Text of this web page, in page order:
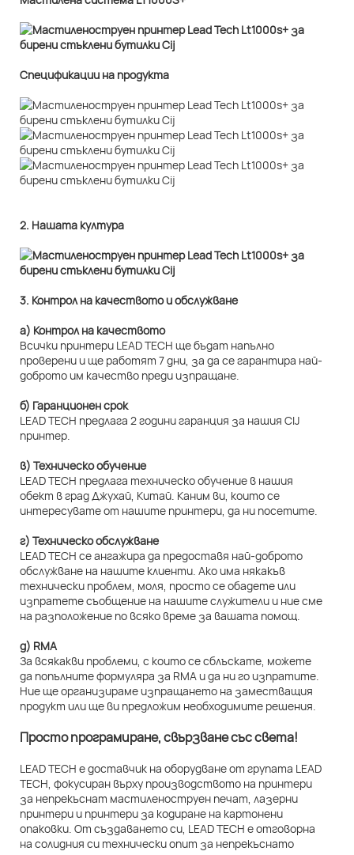
Спецификации на продукта
2. Нашата култура
3. Контрол на качеството и обслужване
а) Контрол на качеството
Всички принтери LEAD TECH ще бъдат напълно
проверени и ще работят 7 дни, за да се гарантира най-
доброто им качество преди изпращане.
б) Гаранционен срок
LEAD TECH предлага 2 години гаранция за нашия CIJ
принтер.
в) Техническо обучение
LEAD TECH предлага техническо обучение в нашия
обект в град Джухай, Китай. Каним ви, които се
интересувате от нашите принтери, да ни посетите.
г) Техническо обслужване
LEAD TECH се ангажира да предоставя най-доброто
обслужване на нашите клиенти. Ако има някакъв
технически проблем, моля, просто се обадете или
изпратете съобщение на нашите служители и ние сме
на разположение по всяко време за вашата помощ.
д) RMA
За всякакви проблеми, с които се сблъскате, можете
да попълните формуляра за RMA и да ни го изпратите.
Ние ще организираме изпращането на заместващия
продукт или ще ви предложим необходимите решения.
Просто програмиране, свързване със света!
LEAD TECH е доставчик на оборудване от групата LEAD
TECH, фокусиран върху производството на принтери
за непрекъснат мастиленоструен печат, лазерни
принтери и принтери за кодиране на картонени
опаковки. От създаването си, LEAD TECH е отговорна
на солидния си технически опит за непрекъснато